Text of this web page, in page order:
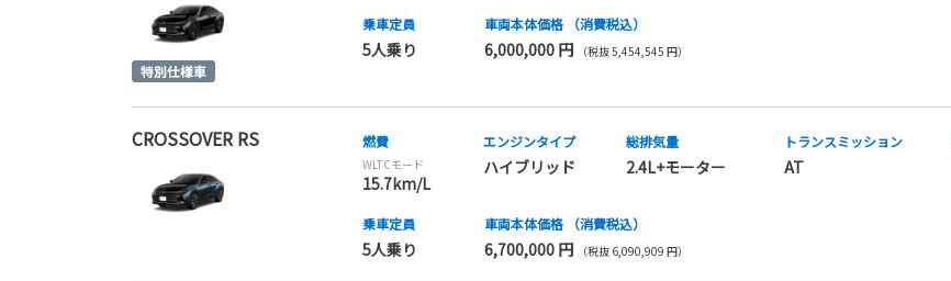
乗車定員
5人乗り
車両本体価格 （消費税込）
6,000,000 円 （税抜 5,454,545 円）
CROSSOVER RS 燃費
WLTCモード
15.7km/L
エンジンタイプ
ハイブリッド
総排気量
2.4L+モーター
トランスミッション
AT
乗車定員
5人乗り
車両本体価格 （消費税込）
6,700,000 円 （税抜 6,090,909 円）